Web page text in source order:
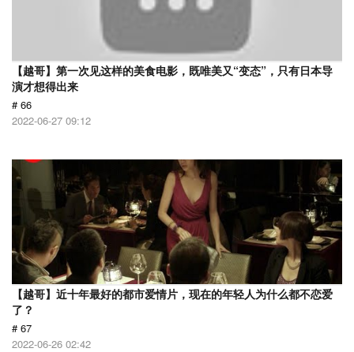
【越哥】第一次见这样的美食电影，既唯美又“变态”，只有日本导
演才想得出来
# 66
2022-06-27 09:12
【越哥】近十年最好的都市爱情片，现在的年轻人为什么都不恋爱
了？
# 67
2022-06-26 02:42